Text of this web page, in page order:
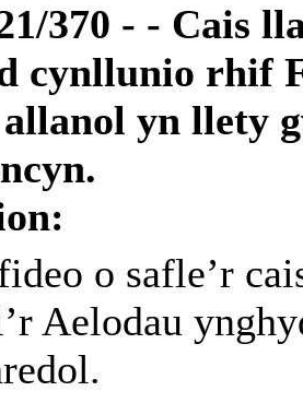
370 - - Cais
cynllunio rhif
yn llety
o safle’r
Aelodau